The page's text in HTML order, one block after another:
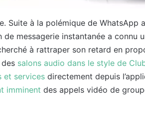
Suite à la polémique de WhatsApp
de messagerie instantanée a connu
à rattraper son retard en
salons audio dans le style de
et services directement depuis
imminent des appels vidéo de